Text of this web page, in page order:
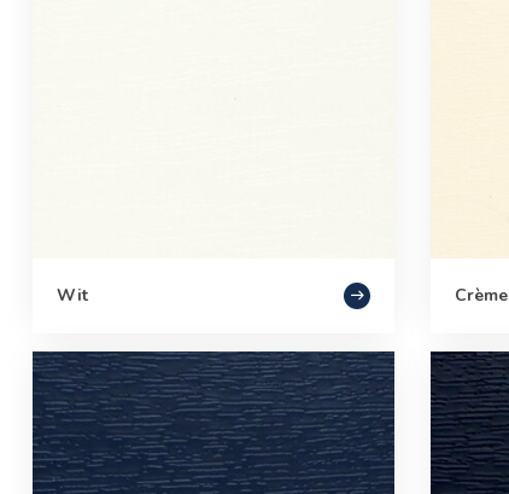
Wit Crème